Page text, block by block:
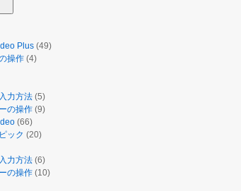
Plus(49)
操作 (4)
力方法 (5)
の操作 (9)
(66)
ック (20)
力方法 (6)
の操作 (10)